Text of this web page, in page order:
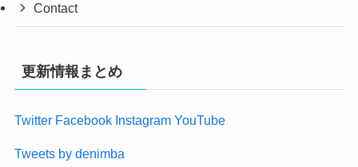
Contact
更新情報まとめ
Twitter Facebook Instagram YouTube
Tweets by denimba